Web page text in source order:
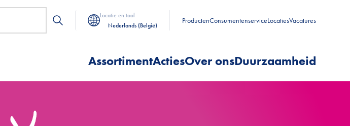
Locatie en taal
Nederlands (België)
ProductenConsumentenserviceLocatiesVacatures
AssortimentActiesOver onsDuurzaamheid